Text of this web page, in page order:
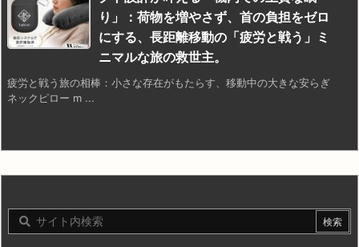
り」：荷物を増やさず、首の負担をゼロ
にする、長距離移動の「疲労と戦う」ミ
ニマルな旅の救世主。
疲労と戦う旅の相棒：小さな存在がもたらす、移動中の大きな安らぎ
ネックピロー m ...